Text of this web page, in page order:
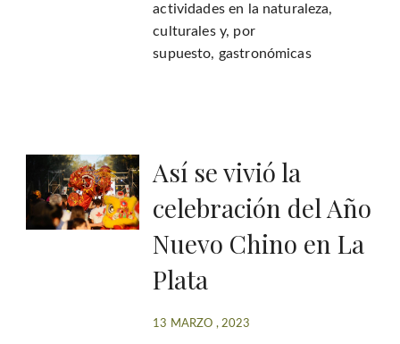
actividades en la naturaleza,
culturales y, por
supuesto, gastronómicas
Así se vivió la
celebración del Año
Nuevo Chino en La
Plata
13 MARZO , 2023